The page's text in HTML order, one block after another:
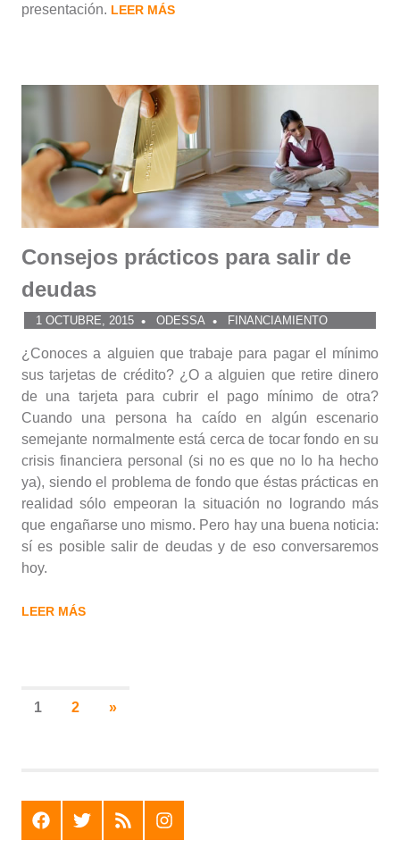
presentación. LEER MÁS
Consejos prácticos para salir de
deudas
1 OCTUBRE, 2015 ODESSA FINANCIAMIENTO
¿Conoces a alguien que trabaje para pagar el mínimo
sus tarjetas de crédito? ¿O a alguien que retire dinero
de una tarjeta para cubrir el pago mínimo de otra?
Cuando una persona ha caído en algún escenario
semejante normalmente está cerca de tocar fondo en su
crisis financiera personal (si no es que no lo ha hecho
ya), siendo el problema de fondo que éstas prácticas en
realidad sólo empeoran la situación no logrando más
que engañarse uno mismo. Pero hay una buena noticia:
sí es posible salir de deudas y de eso conversaremos
hoy.
LEER MÁS
Navegación
1 2
SIGUIENTES
»
F T R I